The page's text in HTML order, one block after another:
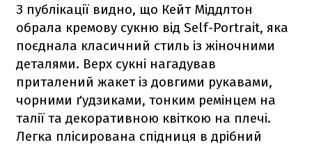
З публікації видно, що Кейт Міддлтон
обрала кремову сукню від Self-Portrait, яка
поєднала класичний стиль із жіночними
деталями. Верх сукні нагадував
приталений жакет із довгими рукавами,
чорними ґудзиками, тонким ремінцем на
талії та декоративною квіткою на плечі.
Легка плісирована спідниця в дрібний